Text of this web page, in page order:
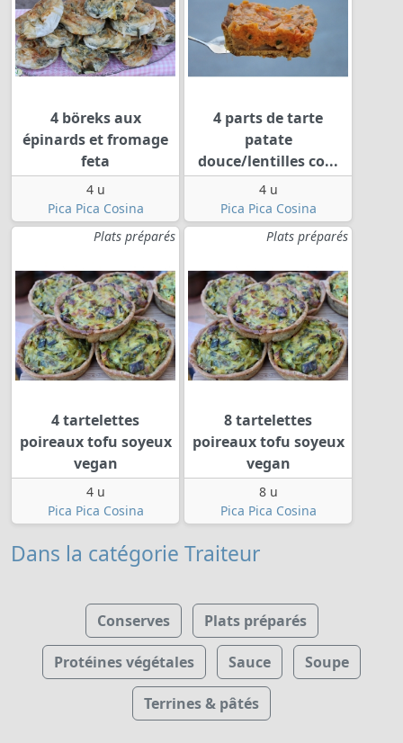
4 böreks aux
épinards et fromage
feta
4 u
Pica Pica Cosina
4 parts de tarte
patate
douce/lentilles co...
4 u
Pica Pica Cosina
Plats préparés
4 tartelettes
poireaux tofu soyeux
vegan
4 u
Pica Pica Cosina
Plats préparés
8 tartelettes
poireaux tofu soyeux
vegan
8 u
Pica Pica Cosina
Dans la catégorie Traiteur
Conserves Plats préparés
Protéines végétales Sauce Soupe
Terrines & pâtés